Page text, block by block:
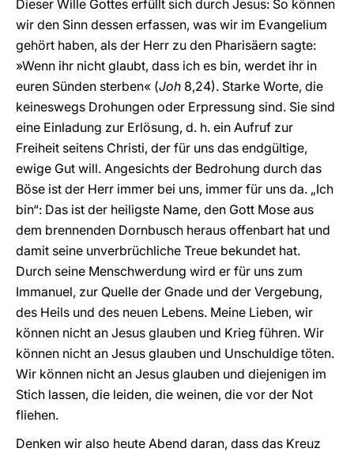
Dieser Wille Gottes erfüllt sich durch Jesus: So können
wir den Sinn dessen erfassen, was wir im Evangelium
gehört haben, als der Herr zu den Pharisäern sagte:
»Wenn ihr nicht glaubt, dass ich es bin, werdet ihr in
euren Sünden sterben« (Joh 8,24). Starke Worte, die
keineswegs Drohungen oder Erpressung sind. Sie sind
eine Einladung zur Erlösung, d. h. ein Aufruf zur
Freiheit seitens Christi, der für uns das endgültige,
ewige Gut will. Angesichts der Bedrohung durch das
Böse ist der Herr immer bei uns, immer für uns da. „Ich
bin“: Das ist der heiligste Name, den Gott Mose aus
dem brennenden Dornbusch heraus offenbart hat und
damit seine unverbrüchliche Treue bekundet hat.
Durch seine Menschwerdung wird er für uns zum
Immanuel, zur Quelle der Gnade und der Vergebung,
des Heils und des neuen Lebens. Meine Lieben, wir
können nicht an Jesus glauben und Krieg führen. Wir
können nicht an Jesus glauben und Unschuldige töten.
Wir können nicht an Jesus glauben und diejenigen im
Stich lassen, die leiden, die weinen, die vor der Not
fliehen.
Denken wir also heute Abend daran, dass das Kreuz